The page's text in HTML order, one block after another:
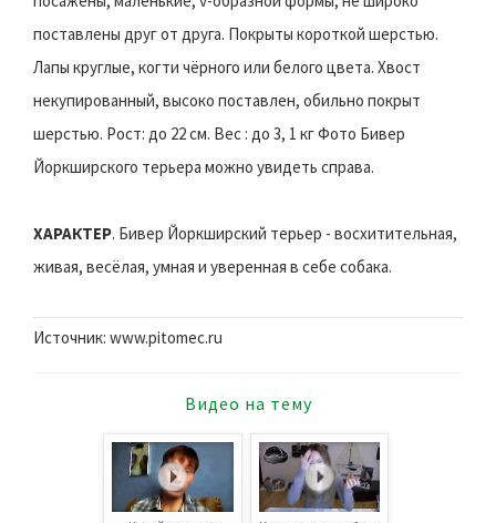
поставлены друг от друга. Покрыты короткой шерстью.
Лапы круглые, когти чёрного или белого цвета. Хвост
некупированный, высоко поставлен, обильно покрыт
шерстью. Рост: до 22 см. Вес : до 3, 1 кг Фото Бивер
Йоркширского терьера можно увидеть справа.
ХАРАКТЕР. Бивер Йоркширский терьер - восхитительная,
живая, весёлая, умная и уверенная в себе собака.
Источник: www.pitomec.ru
Видео на тему